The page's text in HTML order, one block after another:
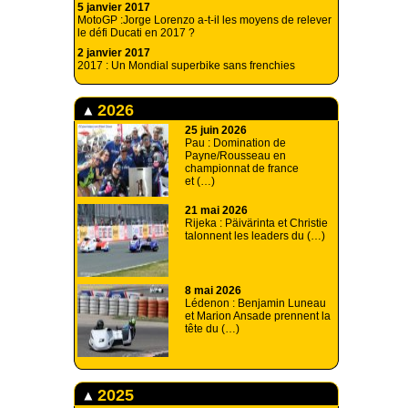
5 janvier 2017
MotoGP :Jorge Lorenzo a-t-il les moyens de relever
le défi Ducati en 2017 ?
2 janvier 2017
2017 : Un Mondial superbike sans frenchies
2026
25 juin 2026
Pau : Domination de
Payne/Rousseau en
championnat de france
et (…)
21 mai 2026
Rijeka : Päivärinta et Christie
talonnent les leaders du (…)
8 mai 2026
Lédenon : Benjamin Luneau
et Marion Ansade prennent la
tête du (…)
2025